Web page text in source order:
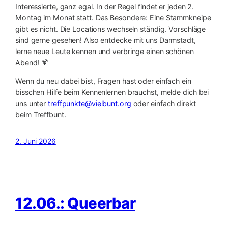
Interessierte, ganz egal. In der Regel findet er jeden 2.
Montag im Monat statt. Das Besondere: Eine Stammkneipe
gibt es nicht. Die Locations wechseln ständig. Vorschläge
sind gerne gesehen! Also entdecke mit uns Darmstadt,
lerne neue Leute kennen und verbringe einen schönen
Abend! 🍹
Wenn du neu dabei bist, Fragen hast oder einfach ein
bisschen Hilfe beim Kennenlernen brauchst, melde dich bei
uns untertreffpunkte@vielbunt.org oder einfach direkt
beim Treffbunt.
2. Juni 2026
12.06.: Queerbar